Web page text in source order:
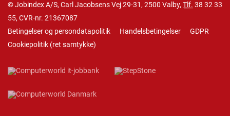
© Jobindex A/S, Carl Jacobsens Vej 29-31, 2500 Valby, Tlf. 38 32 33
55, CVR-nr. 21367087
Betingelser og persondatapolitik
Handelsbetingelser
GDPR
Cookiepolitik (ret samtykke)